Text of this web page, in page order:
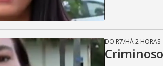
DO R7/HÁ 2 HORAS